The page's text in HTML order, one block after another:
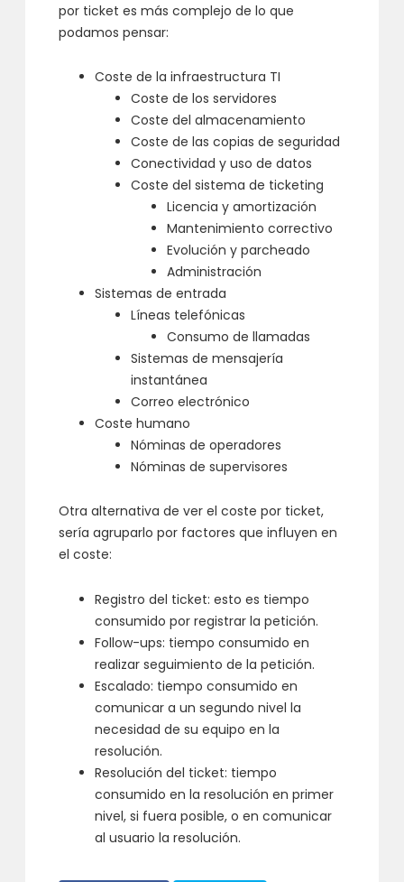
por ticket es más complejo de lo que
podamos pensar:
Coste de la infraestructura TI
Coste de los servidores
Coste del almacenamiento
Coste de las copias de seguridad
Conectividad y uso de datos
Coste del sistema de ticketing
Licencia y amortización
Mantenimiento correctivo
Evolución y parcheado
Administración
Sistemas de entrada
Líneas telefónicas
Consumo de llamadas
Sistemas de mensajería
instantánea
Correo electrónico
Coste humano
Nóminas de operadores
Nóminas de supervisores
Otra alternativa de ver el coste por ticket,
sería agruparlo por factores que influyen en
el coste:
Registro del ticket: esto es tiempo
consumido por registrar la petición.
Follow-ups: tiempo consumido en
realizar seguimiento de la petición.
Escalado: tiempo consumido en
comunicar a un segundo nivel la
necesidad de su equipo en la
resolución.
Resolución del ticket: tiempo
consumido en la resolución en primer
nivel, si fuera posible, o en comunicar
al usuario la resolución.